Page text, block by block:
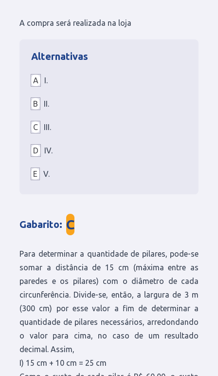
A compra será realizada na loja
Alternativas
A I.
B II.
C III.
D IV.
E V.
Gabarito: C
Para determinar a quantidade de pilares, pode-se
somar a distância de 15 cm (máxima entre as
paredes e os pilares) com o diâmetro de cada
circunferência. Divide-se, então, a largura de 3 m
(300 cm) por esse valor a fim de determinar a
quantidade de pilares necessários, arredondando
o valor para cima, no caso de um resultado
decimal. Assim,
I) 15 cm + 10 cm = 25 cm